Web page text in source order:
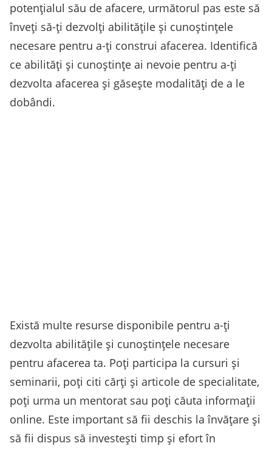
potențialul său de afacere, următorul pas este să
înveți să-ți dezvolți abilitățile și cunoștințele
necesare pentru a-ți construi afacerea. Identifică
ce abilități și cunoștințe ai nevoie pentru a-ți
dezvolta afacerea și găsește modalități de a le
dobândi.
Există multe resurse disponibile pentru a-ți
dezvolta abilitățile și cunoștințele necesare
pentru afacerea ta. Poți participa la cursuri și
seminarii, poți citi cărți și articole de specialitate,
poți urma un mentorat sau poți căuta informații
online. Este important să fii deschis la învățare și
să fii dispus să investești timp și efort în